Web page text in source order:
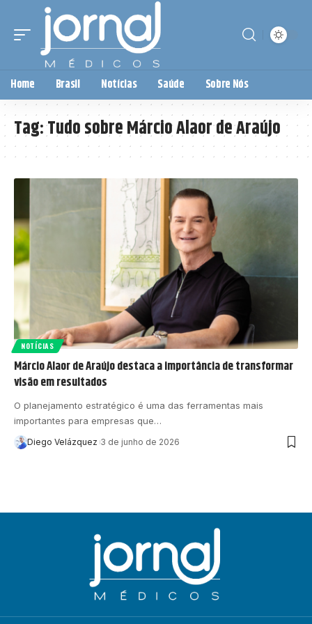
Home Brasil Notícias Saúde Sobre Nós
Tag:Tudo sobre Márcio Alaor de Araújo
NOTÍCIAS
Márcio Alaor de Araújo destaca a importância de transformar
visão em resultados
O planejamento estratégico é uma das ferramentas mais
importantes para empresas que…
Diego Velázquez 3 de junho de 2026